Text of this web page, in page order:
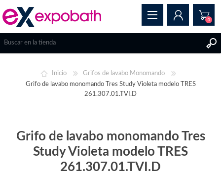
INICIAR SESIÓN
0
Inicio
Grifos de lavabo Monomando
Grifo de lavabo monomando Tres Study Violeta modelo TRES
261.307.01.TVI.D
Grifo de lavabo monomando Tres
Study Violeta modelo TRES
261.307.01.TVI.D